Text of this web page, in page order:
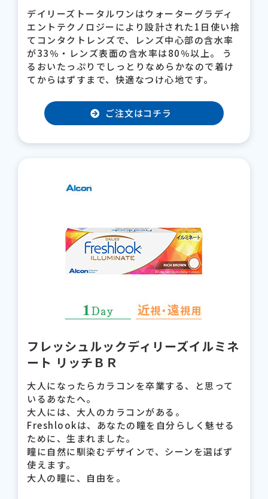
デイリーズトータルワンはウォーターグラディ
エントテクノロジーにより設計された1日使い捨
てコンタクトレンズで、レンズ中心部の含水率
が33％・レンズ表面の含水率は80％以上。 う
るおいたっぷりでしっとりなめらかなので着け
てからはずすまで、快適なつけ心地です。
ご注文はコチラ
フレッシュルックディリーズイルミネ
ート リッチＢＲ
大人になったらカラコンを卒業する、と思って
いるあなたへ。
大人には、大人のカラコンがある。
Freshlookは、あなたの瞳を自分らしく魅せる
ために、生まれました。
瞳に自然に馴染むデザインで、シーンを選ばず
使えます。
大人の瞳に、自由を。